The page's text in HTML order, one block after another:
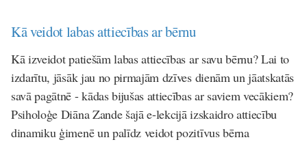
Kā veidot labas attiecības ar bērnu
Kā izveidot patiešām labas attiecības ar savu bērnu? Lai to
izdarītu, jāsāk jau no pirmajām dzīves dienām un jāatskatās
savā pagātnē - kādas bijušas attiecības ar saviem vecākiem?
Psiholoģe Diāna Zande šajā e-lekcijā izskaidro attiecību
dinamiku ģimenē un palīdz veidot pozitīvus bērna